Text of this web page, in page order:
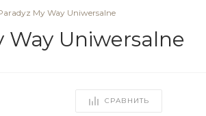
+7 (343)
My Way Uniwersalne
Way Uniwersalne
СРАВНИТЬ